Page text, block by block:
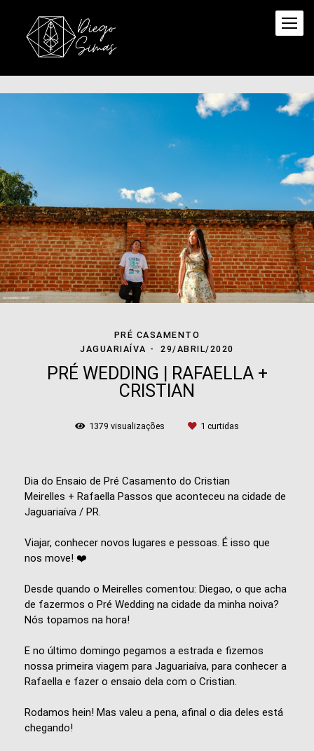
PRÉ CASAMENTO
JAGUARIAÍVA
29/ABRIL/2020
PRÉ WEDDING | RAFAELLA +
CRISTIAN
1379 visualizações 1 curtidas
Dia do Ensaio de Pré Casamento do Cristian
Meirelles + Rafaella Passos que aconteceu na cidade de
Jaguariaíva / PR.
Viajar, conhecer novos lugares e pessoas. É isso que
nos move! ❤️
Desde quando o Meirelles comentou: Diegao, o que acha
de fazermos o Pré Wedding na cidade da minha noiva?
Nós topamos na hora!
E no último domingo pegamos a estrada e fizemos
nossa primeira viagem para Jaguariaíva, para conhecer a
Rafaella e fazer o ensaio dela com o Cristian.
Rodamos hein! Mas valeu a pena, afinal o dia deles está
chegando!